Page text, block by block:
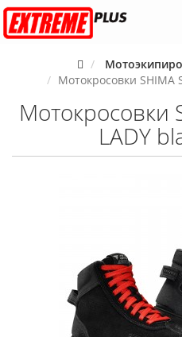
Мотокросовки SHIMA
Мотокросовки
LADY